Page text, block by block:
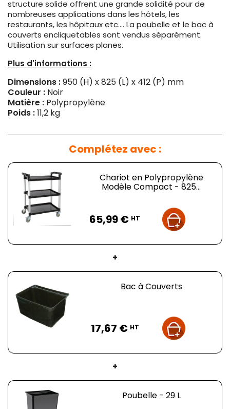
structure solide offrent une grande solidité pour de
nombreuses applications dans les hôtels, les
restaurants, les hôpitaux etc.... La poubelle et le bac à
couverts encliquetables sont vendus séparément.
Utilisation sur surfaces planes.
Plus d'informations :
Dimensions :950 (H) x 825 (L) x 412 (P) mm
Couleur : Noir
Matière : Polypropylène
Poids :11,2 kg
Complétez avec :
Chariot en Polypropylène
Modèle Compact - 825...
65,99 € HT
+
Bac à Couverts
17,67 € HT
+
Poubelle - 29 L